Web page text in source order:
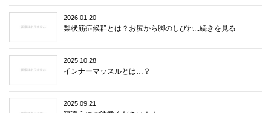
2026.01.20
梨状筋症候群とは？お尻から脚のしびれ...続きを見る
2025.10.28
インナーマッスルとは…？
2025.09.21